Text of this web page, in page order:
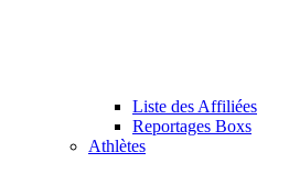
Liste des Affiliées
Reportages Boxs
Athlètes